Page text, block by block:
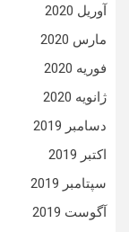
آوریل 2020
مارس 2020
فوریه 2020
ژانویه 2020
دسامبر 2019
اکتبر 2019
سپتامبر 2019
آگوست 2019